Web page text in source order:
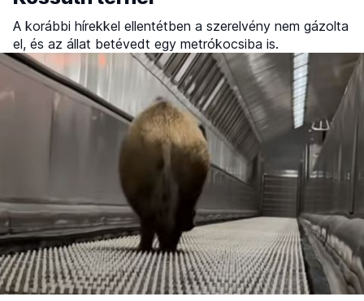
A korábbi hírekkel ellentétben a szerelvény nem gázolta
el, és az állat betévedt egy metrókocsiba is.